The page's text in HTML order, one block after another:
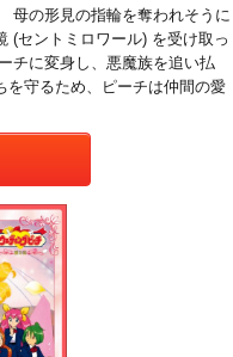
母の形見の指輪を奪われそうに
(セントミロワール) を受け取っ
チに変身し、悪魔族を追い払
を守るため、ピーチは仲間の愛